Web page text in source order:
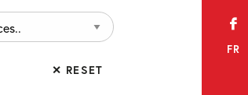
f
FR
✕ RESET